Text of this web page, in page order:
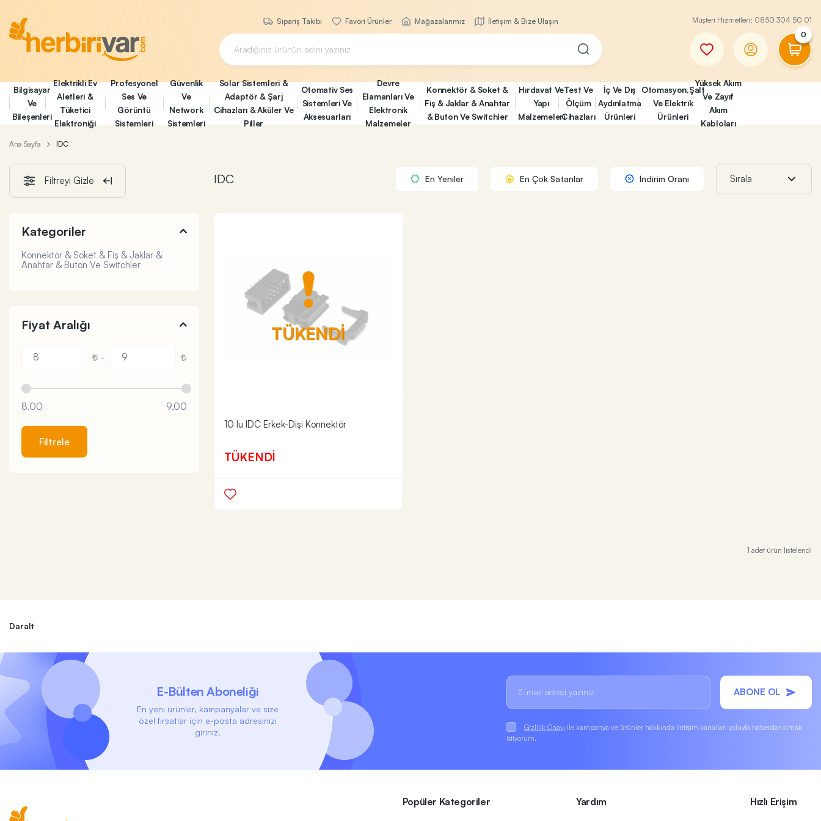
Sipariş Takibi Favori Ürünler Mağazalarımız İletişim & Bize Ulaşın Müşteri Hizmetleri: 0850 304 50 01
0
Bilgisayar
Ve
Bileşenleri
Elektrikli Ev
Aletleri &
Tüketici
Elektroniği
Profesyonel
Ses Ve
Görüntü
Sistemleri
Güvenlik
Ve
Network
Sistemleri
Solar Sistemleri &
Adaptör & Şarj
Cihazları & Aküler Ve
Piller
Otomativ Ses
Sistemleri Ve
Aksesuarları
Devre
Elamanları Ve
Elektronik
Malzemeler
Konnektör & Soket &
Fiş & Jaklar & Anahtar
& Buton Ve Switchler
Hırdavat Ve
Yapı
Malzemeleri
Test Ve
Ölçüm
Cihazları
İç Ve Dış
Aydınlatma
Ürünleri
Otomasyon,Şalt
Ve Elektrik
Ürünleri
Yüksek Akım
Ve Zayıf
Akım
Kabloları
Ana Sayfa IDC
Kategoriler
Konnektör & Soket & Fiş & Jaklar &
Anahtar & Buton Ve Switchler
Fiyat Aralığı
-
8,00 9,00
Filtrele
Filtreyi Gizle İndirim Oranı
En Çok Satanlar
En Yeniler
IDC
TÜKENDİ
10 lu IDC Erkek-Dişi Konnektör
TÜKENDİ
1 adet ürün listelendi
Daralt
E-Bülten Aboneliği
En yeni ürünler, kampanyalar ve size
özel fırsatlar için e-posta adresinizi
giriniz.
ABONE OL
Gizlilik Onayı ile kampanya ve ürünler hakkında iletişim kanalları yoluyla haberdar olmak
istiyorum.
Popüler Kategoriler Yardım Hızlı Erişim